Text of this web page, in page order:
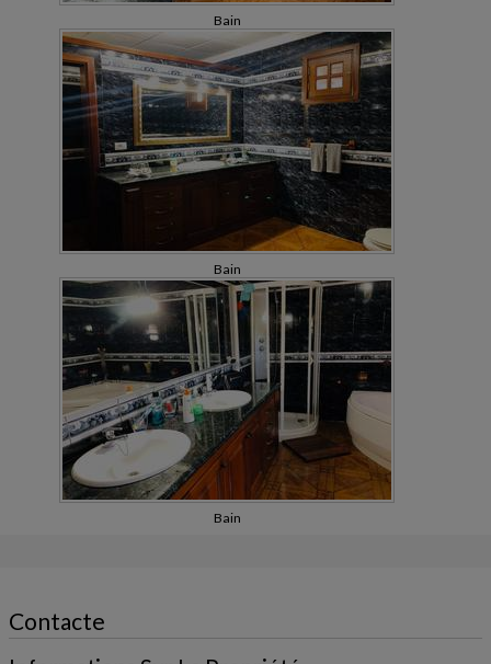
Bain
Bain
Bain
Contacte